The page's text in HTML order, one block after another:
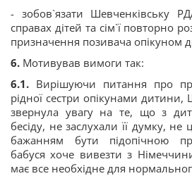
- зобов`язати Шевченківську
справах дітей та сім`ї повторно
призначення позивача опікуном
6. Мотивував вимоги так:
6.1. Вирішуючи питання про
рідної сестри опікунами
звернула увагу на те, що з
бесіду, не заслухали її думку, не
бажанням бути підопічною
бабуся хоче вивезти з
має все необхідне для